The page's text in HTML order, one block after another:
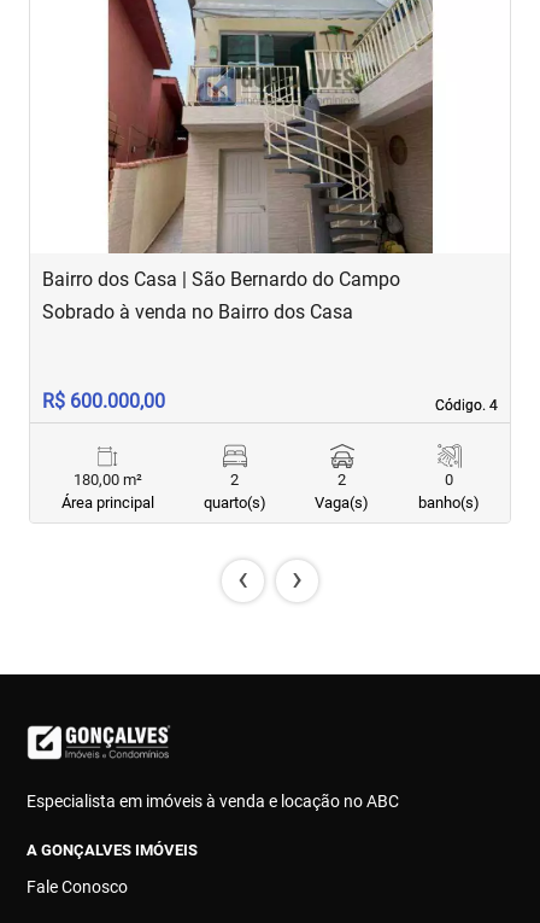
Previous
Bairro dos Casa | São Bernardo do Campo
Código. 4
Código. 4
Sobrado à venda no Bairro dos Casa
R$ 600.000,00
180,00 m²
Área principal
2
quarto(s)
2
Vaga(s)
0
banho(s)
‹ ›
Especialista em imóveis à venda e locação no ABC
A GONÇALVES IMÓVEIS
Fale Conosco